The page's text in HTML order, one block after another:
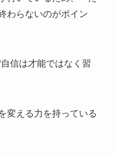
わらないのがポイン
信は才能ではなく習
変える力を持っている